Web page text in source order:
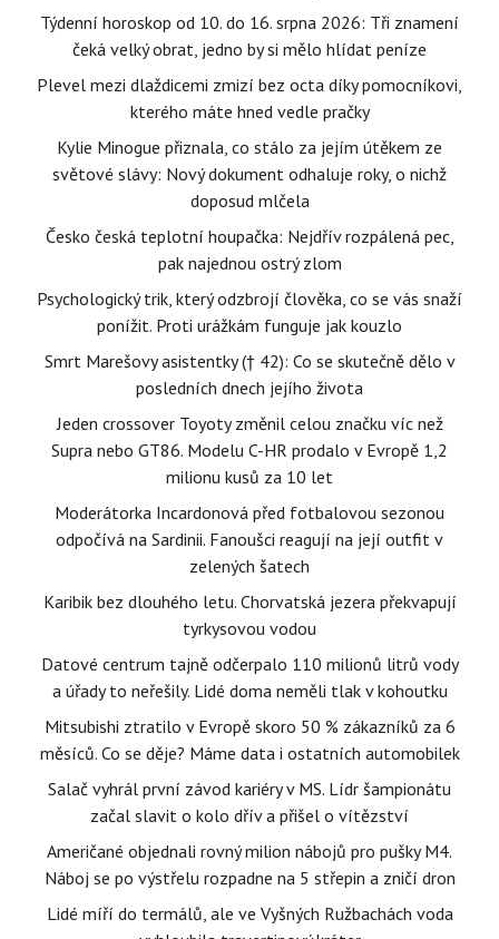
Týdenní horoskop od 10. do 16. srpna 2026: Tři znamení
čeká velký obrat, jedno by si mělo hlídat peníze
Plevel mezi dlaždicemi zmizí bez octa díky pomocníkovi,
kterého máte hned vedle pračky
Kylie Minogue přiznala, co stálo za jejím útěkem ze
světové slávy: Nový dokument odhaluje roky, o nichž
doposud mlčela
Česko česká teplotní houpačka: Nejdřív rozpálená pec,
pak najednou ostrý zlom
Psychologický trik, který odzbrojí člověka, co se vás snaží
ponížit. Proti urážkám funguje jak kouzlo
Smrt Marešovy asistentky († 42): Co se skutečně dělo v
posledních dnech jejího života
Jeden crossover Toyoty změnil celou značku víc než
Supra nebo GT86. Modelu C-HR prodalo v Evropě 1,2
milionu kusů za 10 let
Moderátorka Incardonová před fotbalovou sezonou
odpočívá na Sardinii. Fanoušci reagují na její outfit v
zelených šatech
Karibik bez dlouhého letu. Chorvatská jezera překvapují
tyrkysovou vodou
Datové centrum tajně odčerpalo 110 milionů litrů vody
a úřady to neřešily. Lidé doma neměli tlak v kohoutku
Mitsubishi ztratilo v Evropě skoro 50 % zákazníků za 6
měsíců. Co se děje? Máme data i ostatních automobilek
Salač vyhrál první závod kariéry v MS. Lídr šampionátu
začal slavit o kolo dřív a přišel o vítězství
Američané objednali rovný milion nábojů pro pušky M4.
Náboj se po výstřelu rozpadne na 5 střepin a zničí dron
Lidé míří do termálů, ale ve Vyšných Ružbachách voda